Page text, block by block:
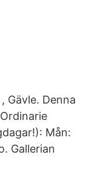
Gävle. Denna
Mån:
Gallerian